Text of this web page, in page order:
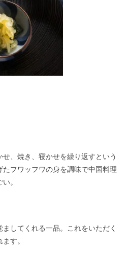
、焼き、寝かせを繰り返すという
フワッフワの身を調味で中国料理
。
してくれる一品。これをいただく
す。